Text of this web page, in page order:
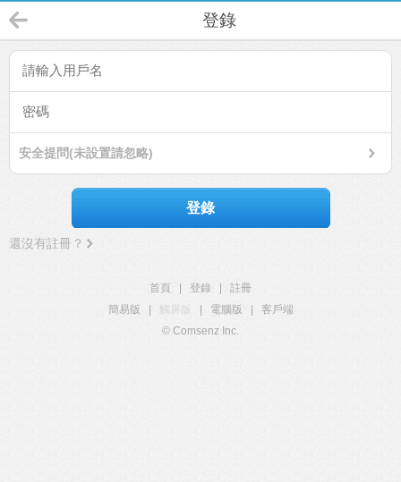
登錄
安全提問(未設置請忽略)
登錄
還沒有註冊？
首頁 登錄
註冊
簡易版
觸屏版 電腦版
客戶端
© Comsenz Inc.